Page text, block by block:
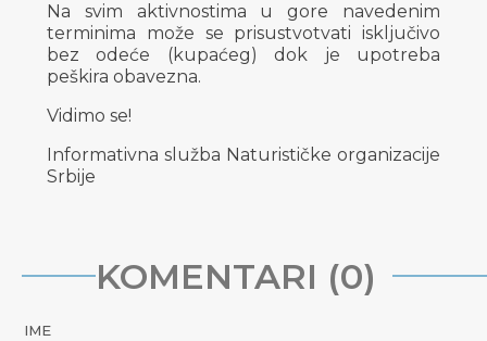
Na svim aktivnostima u gore navedenim
terminima može se prisustvotvati isključivo
bez odeće (kupaćeg) dok je upotreba
peškira obavezna.
Vidimo se!
Informativna služba Naturističke organizacije
Srbije
KOMENTARI (0)
IME